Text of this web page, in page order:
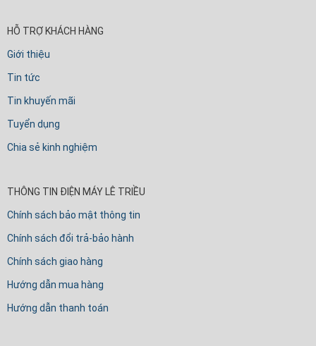
HỖ TRỢ KHÁCH HÀNG
Giới thiệu
Tin tức
Tin khuyến mãi
Tuyển dụng
Chia sẻ kinh nghiệm
THÔNG TIN ĐIỆN MÁY LÊ TRIỀU
Chính sách bảo mật thông tin
Chính sách đổi trả-bảo hành
Chính sách giao hàng
Hướng dẫn mua hàng
Hướng dẫn thanh toán